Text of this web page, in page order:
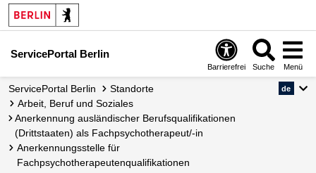
ServicePortal Berlin
Barrierefrei Suche Menü
ServicePortal Berlin
Standorte
Arbeit, Beruf und Soziales
Anerkennung ausländischer Berufsqualifikationen
(Drittstaaten) als Fachpsychotherapeut/-in
Anerkennungsstelle für
Fachpsychotherapeutenqualifikationen
de